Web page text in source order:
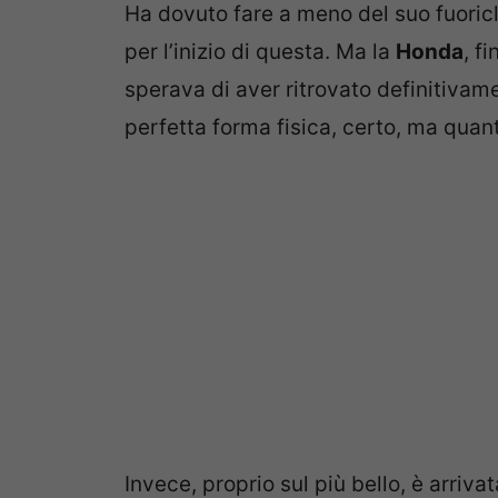
Ha dovuto fare a meno del suo
per l’inizio di questa. Ma la Honda,
sperava di aver ritrovato
perfetta forma fisica, certo, ma
Invece, proprio sul più bello, è